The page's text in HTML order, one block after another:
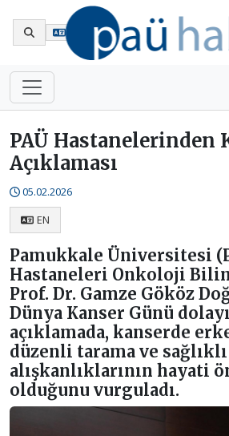
PAÜ Hastanelerinden
Açıklaması
05.02.2026
EN
Pamukkale Üniversitesi
Hastaneleri Onkoloji Bilim
Prof. Dr. Gamze Gököz
Dünya Kanser Günü
açıklamada, kanserde
düzenli tarama ve
alışkanlıklarının hayati
olduğunu vurguladı.